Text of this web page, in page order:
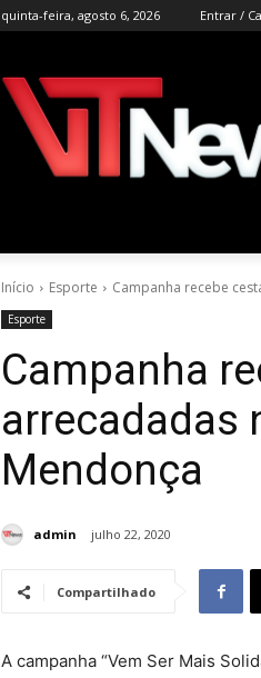
quinta-feira, agosto 6, 2026 Entrar /
Início Esporte Campanha recebe
Esporte
Campanha
arrecadadas
Mendonça
admin julho 22, 2020
Compartilhado
A campanha “Vem Ser Mais